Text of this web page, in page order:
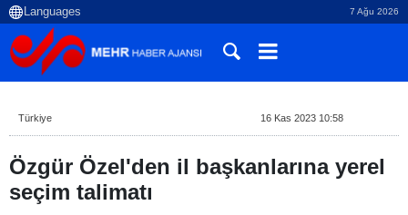
7 Ağu 2026
Türkiye 16 Kas 2023 10:58
Özgür Özel'den il başkanlarına yerel
seçim talimatı